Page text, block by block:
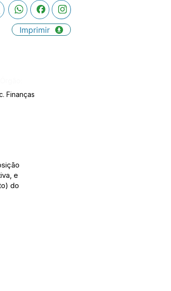
Imprimir
Finanças
e
do